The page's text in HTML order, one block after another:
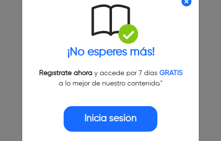
¡No esperes más!
Regístrate ahoray accede por 7 días GRATIS
a lo mejor de nuestro contenido."
Inicia sesión